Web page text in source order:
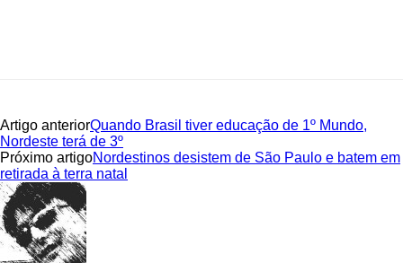
Artigo anteriorQuando Brasil tiver educação de 1º Mundo,
Nordeste terá de 3º
Próximo artigoNordestinos desistem de São Paulo e batem em
retirada à terra natal